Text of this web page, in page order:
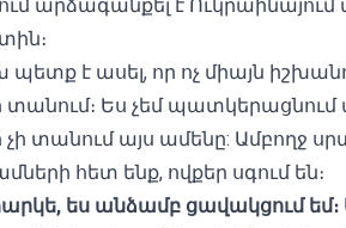
արձագանքել է Ուկրաինայում
է ասել, որ ոչ միայն
Ես չեմ պատկերացնում
տանում այս ամենը: Ամբողջ
հետ ենք, ովքեր սգում են։
ես անձամբ ցավակցում եմ։